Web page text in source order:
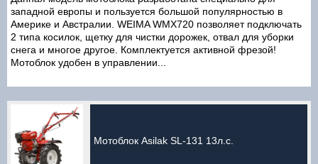
западной европы и пользуется большой популярностью в
Америке и Австралии. WEIMA WMX720 позволяет подключать
2 типа косилок, щетку для чистки дорожек, отвал для уборки
снега и многое другое. Комплектуется активной фрезой!
Мотоблок удобен в управлении...
Мотоблок Asilak SL-131 13л.с.